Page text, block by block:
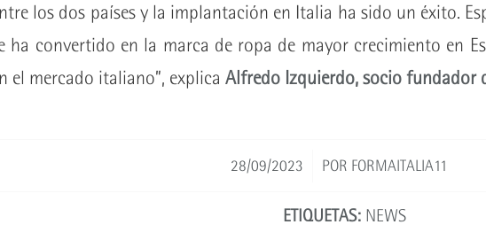
los dos países y la implantación en Italia ha sido un éxito.
ha convertido en la marca de ropa de mayor crecimiento en
el mercado italiano”, explica Alfredo Izquierdo, socio fundador
28/09/2023
/ POR FORMAITALIA11
ETIQUETAS: NEWS